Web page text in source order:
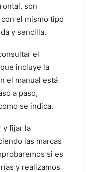
son
el mismo tipo
y sencilla.
el
incluye la
el manual está
a paso,
se indica.
y fijar la
las marcas
si es
y realizamos